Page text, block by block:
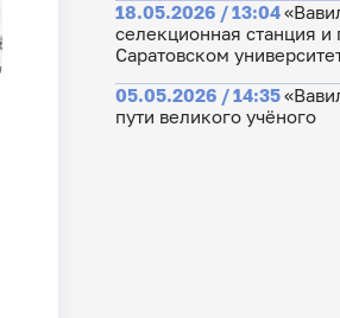
18.05.2026 / 13:04
cелекционная станция и
Саратовском
05.05.2026 / 14:35
пути великого учёного